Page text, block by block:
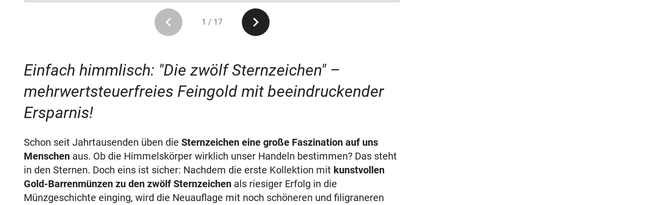
1 / 17
Einfach himmlisch: "Die zwölf Sternzeichen" –
mehrwertsteuerfreies Feingold mit beeindruckender
Ersparnis!
Schon seit Jahrtausenden üben die Sternzeichen eine große Faszination auf uns
Menschen aus. Ob die Himmelskörper wirklich unser Handeln bestimmen? Das steht
in den Sternen. Doch eins ist sicher: Nachdem die erste Kollektion mit kunstvollen
Gold-Barrenmünzen zu den zwölf Sternzeichen als riesiger Erfolg in die
Münzgeschichte einging, wird die Neuauflage mit noch schöneren und filigraneren